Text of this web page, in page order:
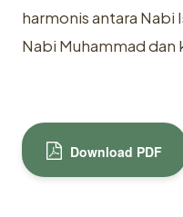
harmonis antara Nabi
Nabi Muhammad dan
Download PDF